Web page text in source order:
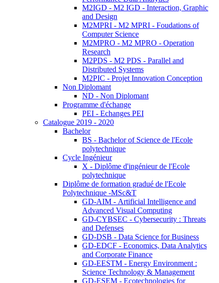
M2IGD - M2 IGD - Interaction, Graphic
and Design
M2MPRI - M2 MPRI - Foudations of
Computer Science
M2MPRO - M2 MPRO - Operation
Research
M2PDS - M2 PDS - Parallel and
Distributed Systems
M2PIC - Projet Innovation Conception
Non Diplomant
ND - Non Diplomant
Programme d'échange
PEI - Echanges PEI
Catalogue 2019 - 2020
Bachelor
BS - Bachelor of Science de l'Ecole
polytechnique
Cycle Ingénieur
X - Diplôme d'ingénieur de l'Ecole
polytechnique
Diplôme de formation gradué de l'Ecole
Polytechnique -MSc&T
GD-AIM - Artificial Intelligence and
Advanced Visual Computing
GD-CYBSEC - Cybersecurity : Threats
and Defenses
GD-DSB - Data Science for Business
GD-EDCF - Economics, Data Analytics
and Corporate Finance
GD-EESTM - Energy Environment :
Science Technology & Management
GD-ESEM - Ecotechnologies for